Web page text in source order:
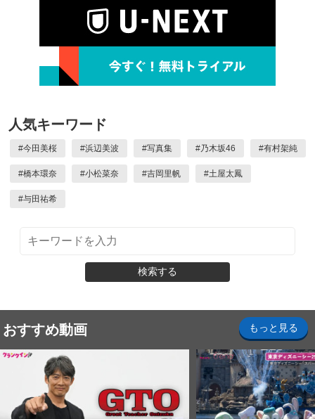
人気キーワード
#今田美桜 #浜辺美波 #写真集 #乃木坂46 #有村架純
#橋本環奈 #小松菜奈 #吉岡里帆 #土屋太鳳
#与田祐希
検索する
おすすめ動画 もっと見る